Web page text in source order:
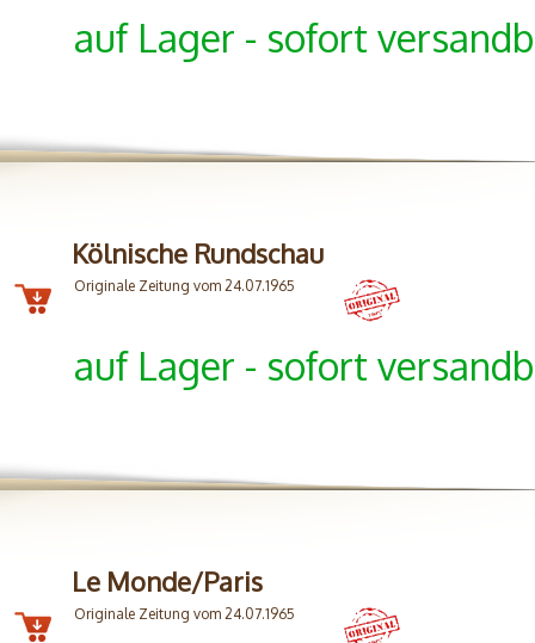
auf Lager - sofort
Kölnische Rundschau
Originale Zeitung vom 24.07.1965
auf Lager - sofort
Le Monde/Paris
Originale Zeitung vom 24.07.1965